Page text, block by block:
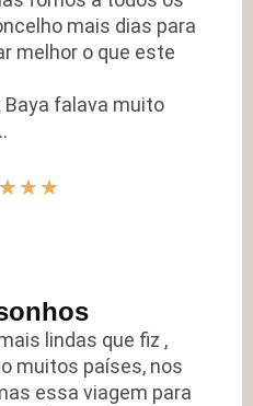
mais dias para
melhor o que este
Baya falava muito
★★★
lindas que fiz ,
muitos países, nos
essa viagem para